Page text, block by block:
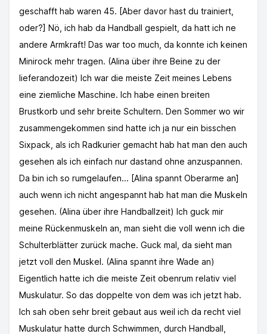
geschafft hab waren 45. [Aber davor hast du trainiert,
oder?] Nö, ich hab da Handball gespielt, da hatt ich ne
andere Armkraft! Das war too much, da konnte ich keinen
Minirock mehr tragen. (Alina über ihre Beine zu der
lieferandozeit) Ich war die meiste Zeit meines Lebens
eine ziemliche Maschine. Ich habe einen breiten
Brustkorb und sehr breite Schultern. Den Sommer wo wir
zusammengekommen sind hatte ich ja nur ein bisschen
Sixpack, als ich Radkurier gemacht hab hat man den auch
gesehen als ich einfach nur dastand ohne anzuspannen.
Da bin ich so rumgelaufen... [Alina spannt Oberarme an]
auch wenn ich nicht angespannt hab hat man die Muskeln
gesehen. (Alina über ihre Handballzeit) Ich guck mir
meine Rückenmuskeln an, man sieht die voll wenn ich die
Schulterblätter zurück mache. Guck mal, da sieht man
jetzt voll den Muskel. (Alina spannt ihre Wade an)
Eigentlich hatte ich die meiste Zeit obenrum relativ viel
Muskulatur. So das doppelte von dem was ich jetzt hab.
Ich sah oben sehr breit gebaut aus weil ich da recht viel
Muskulatur hatte durch Schwimmen, durch Handball,